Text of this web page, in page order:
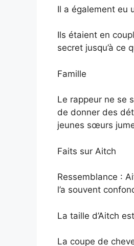
Il a également eu
Ils étaient en
secret jusqu’à ce
Famille
Le rappeur ne se
de donner des
jeunes sœurs
Faits sur Aitch
Ressemblance :
l’a souvent
La taille d’Aitch
La coupe de